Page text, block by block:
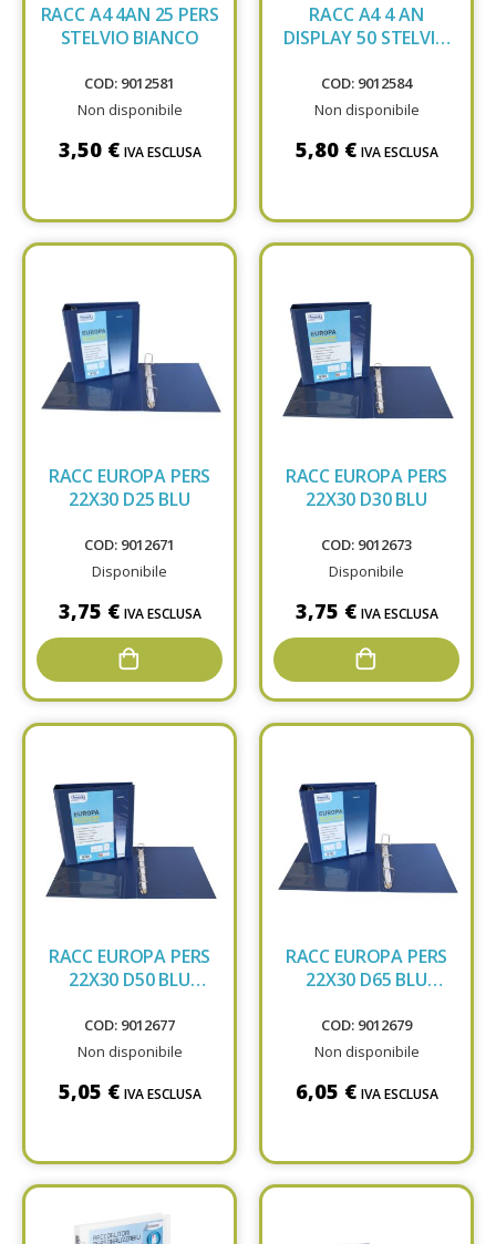
RACC A4 4AN 25 PERS
STELVIO BIANCO
COD: 9012581
Non disponibile
3,50 € IVA ESCLUSA
RACC A4 4 AN
DISPLAY 50 STELVIO
COD: 9012584
Non disponibile
5,80 € IVA ESCLUSA
RACC EUROPA PERS
22X30 D25 BLU
COD: 9012671
Disponibile
3,75 € IVA ESCLUSA
RACC EUROPA PERS
22X30 D30 BLU
COD: 9012673
Disponibile
3,75 € IVA ESCLUSA
RACC EUROPA PERS
22X30 D50 BLU
COD: 9012677
Non disponibile
5,05 € IVA ESCLUSA
RACC EUROPA PERS
22X30 D65 BLU
COD: 9012679
Non disponibile
6,05 € IVA ESCLUSA